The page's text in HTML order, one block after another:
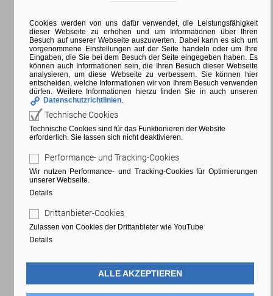
CONTRA-
Cookies werden von uns dafür verwendet, die Leistungsfähigkeit
dieser Webseite zu erhöhen und um Informationen über Ihren
Besuch auf unserer Webseite auszuwerten. Dabei kann es sich um
vorgenommene Einstellungen auf der Seite handeln oder um Ihre
Eingaben, die Sie bei dem Besuch der Seite eingegeben haben. Es
können auch Informationen sein, die Ihren Besuch dieser Webseite
analysieren, um diese Webseite zu verbessern. Sie können hier
entscheiden, welche Informationen wir von Ihrem Besuch verwenden
dürfen. Weitere Informationen hierzu finden Sie in auch unseren
Datenschutzrichtlinien.
Technische Cookies
Technische Cookies sind für das Funktionieren der Website
erforderlich. Sie lassen sich nicht deaktivieren.
Performance- und Tracking-Cookies
Wir nutzen Performance- und Tracking-Cookies für Optimierungen
unserer Webseite.
Details
Drittanbieter-Cookies
Zulassen von Cookies der Drittanbieter wie YouTube
Details
ALLE AKZEPTIEREN